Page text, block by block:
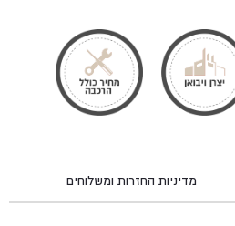
מדיניות החזרות ומשלוחים